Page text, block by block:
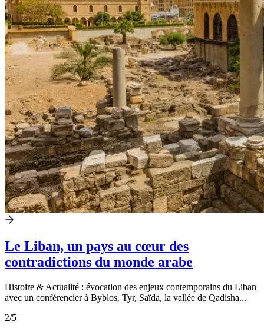
Le Liban, un pays au cœur des
contradictions du monde arabe
Histoire & Actualité : évocation des enjeux contemporains du Liban
avec un conférencier à Byblos, Tyr, Saïda, la vallée de Qadisha...
2/5